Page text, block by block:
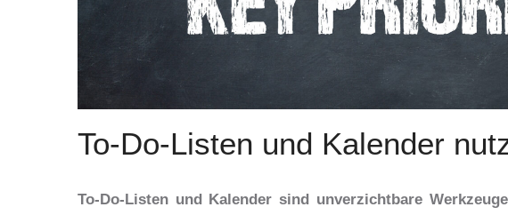
To-Do-Listen und Kalender
To-Do-Listen und Kalender sind unverzichtbare